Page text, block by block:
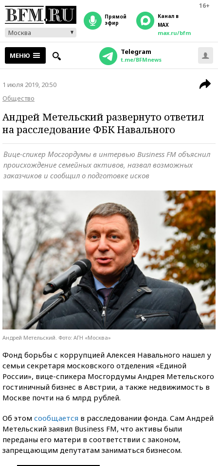
16+
Москва
прямой
эфир
Канал в
MAX
max.ru/bfm
МЕНЮ Telegram
t.me/BFMnews
1 июля 2019, 20:50
Общество
Андрей Метельский развернуто ответил
на расследование ФБК Навального
Вице-спикер Мосгордумы в интервью Business FM объяснил
происхождение семейных активов, назвал возможных
заказчиков и сообщил о подготовке исков
Андрей Метельский. Фото: АГН «Москва»
Фонд борьбы с коррупцией Алексея Навального нашел у
семьи секретаря московского отделения «Единой
России», вице-спикера Мосгордумы Андрея Метельского
гостиничный бизнес в Австрии, а также недвижимость в
Москве почти на 6 млрд рублей.
Об этом сообщается в расследовании фонда. Сам Андрей
Метельский заявил Business FM, что активы были
переданы его матери в соответствии с законом,
запрещающим депутатам заниматься бизнесом.